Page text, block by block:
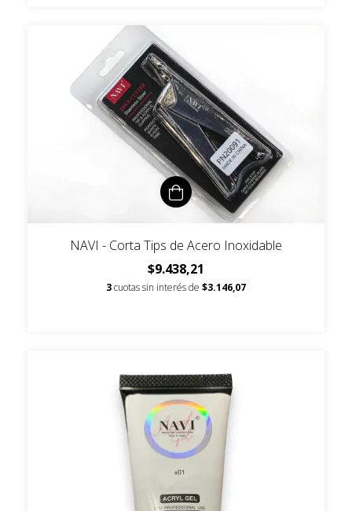
NAVI - Corta Tips de Acero Inoxidable
$9.438,21
3cuotas sin interés de $3.146,07